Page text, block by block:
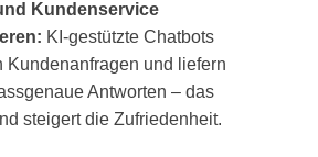
Kundenservice
KI-gestützte Chatbots
Kundenanfragen und liefern
Antworten – das
steigert die Zufriedenheit.